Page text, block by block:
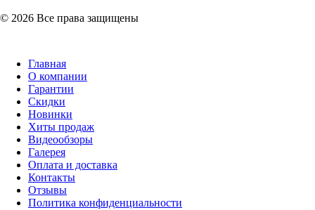
© 2026 Все права защищены
Главная
О компании
Гарантии
Скидки
Новинки
Хиты продаж
Видеообзоры
Галерея
Оплата и доставка
Контакты
Отзывы
Политика конфиденциальности